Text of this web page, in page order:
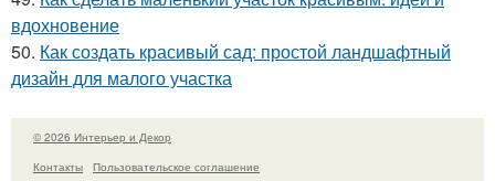
вдохновение
50. Как создать красивый сад: простой ландшафтный
дизайн для малого участка
© 2026 Интерьер и Декор
Контакты
Пользовательское соглашение